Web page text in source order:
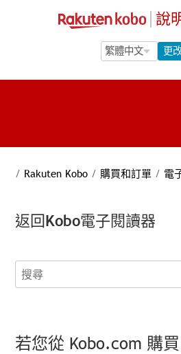
說
Language
Language 更
/ Rakuten Kobo / 購買和訂單 / 電
返回Kobo電子閱讀器
搜尋
若您從 Kobo.com 購買